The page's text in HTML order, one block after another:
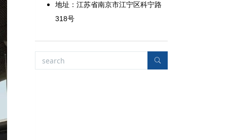
地址：江苏省南京市江宁区科宁路
318号